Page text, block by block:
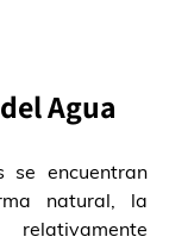
Agua
se encuentran
natural, la